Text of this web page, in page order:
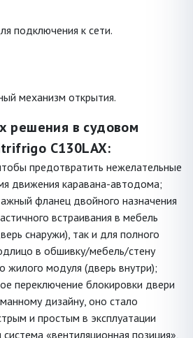
подключения к сети.
механизм открытия.
решения в судовом
C130LAX:
предотвратить нежелательные
движения каравана-автодома;
фланец двойного назначения
встраивания в мебель
снаружи), так и для полного
в обшивку/мебель/стену
жилого модуля (дверь внутри);
переключение блокировки двери
дизайну, оно стало
и простым в эксплуатации
«вентиляционная позиция»,